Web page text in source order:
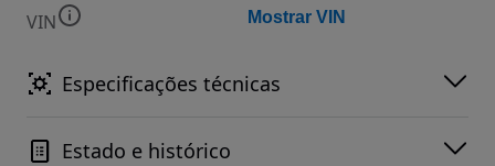
VIN Mostrar VIN
Especificações técnicas
Estado e histórico